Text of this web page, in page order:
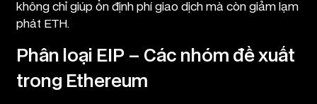
không chỉ giúp ổn định phí giao dịch mà còn giảm lạm
phát ETH.
Phân loại EIP – Các nhóm đề xuất
trong Ethereum